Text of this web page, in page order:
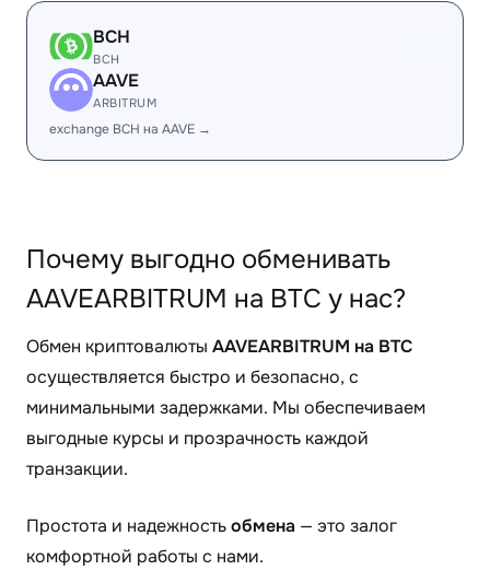
BCH
BCH
AAVE
ARBITRUM
exchange BCH на AAVE →
Почему выгодно обменивать
AAVEARBITRUM на BTC у нас?
Обмен криптовалюты AAVEARBITRUM на BTC
осуществляется быстро и безопасно, с
минимальными задержками. Мы обеспечиваем
выгодные курсы и прозрачность каждой
транзакции.
Простота и надежностьобмена — это залог
комфортной работы с нами.